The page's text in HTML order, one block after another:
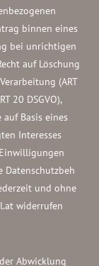
binnen eines
bei unrichtigen
auf Löschung
(ART
20 DSGVO),
Basis eines
Interesses
Datenschutzbeh
und ohne
widerrufen
Abwicklung